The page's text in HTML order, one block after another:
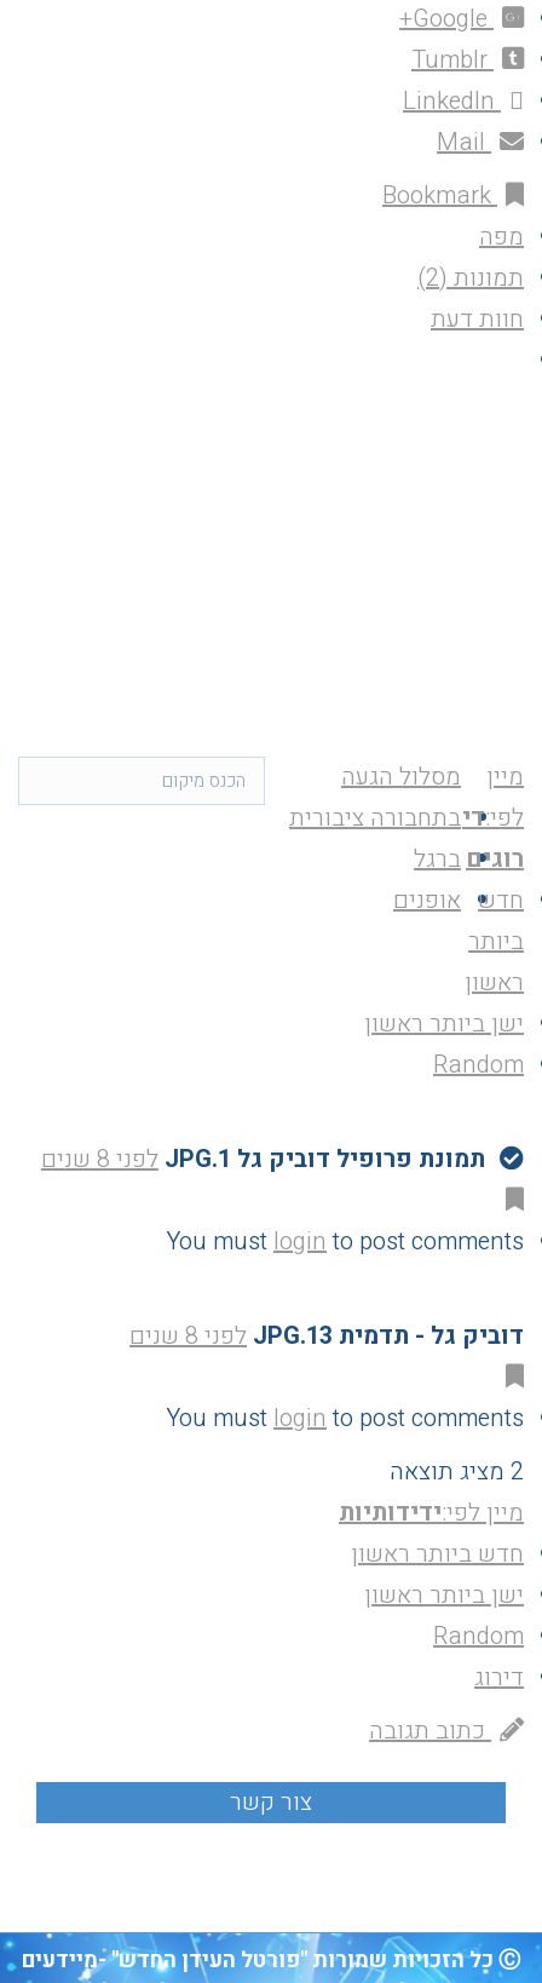
Google+
Tumblr
LinkedIn
Mail
Bookmark
מפה
תמונות (2)
חוות דעת
מסלול הגעה
בתחבורה ציבורית
ברגל
אופנים
מיין
לפי:די
רוגים
חדש
ביותר
ראשון
ישן ביותר ראשון
Random
תמונת פרופיל דוביק גל 1.JPG לפני 8 שנים
You mustloginto post comments
דוביק גל - תדמית 13.JPG לפני 8 שנים
You mustloginto post comments
2 מציג תוצאה
מיין לפי:ידידותיות
חדש ביותר ראשון
ישן ביותר ראשון
Random
דירוג
כתוב תגובה
Ⓒ כל הזכויות שמורות "פורטל העידן החדש" -מיידעים